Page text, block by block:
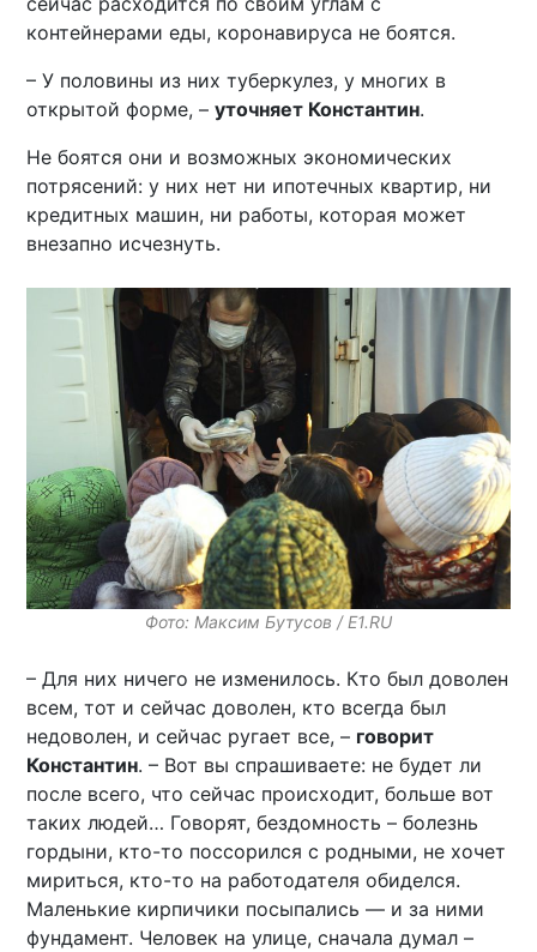
контейнерами еды, коронавируса не боятся.
– У половины из них туберкулез, у многих в
открытой форме, –уточняет Константин.
Не боятся они и возможных экономических
потрясений: у них нет ни ипотечных квартир, ни
кредитных машин, ни работы, которая может
внезапно исчезнуть.
Фото: Максим Бутусов / E1.RU
– Для них ничего не изменилось. Кто был доволен
всем, тот и сейчас доволен, кто всегда был
недоволен, и сейчас ругает все, – говорит
Константин. – Вот вы спрашиваете: не будет ли
после всего, что сейчас происходит, больше вот
таких людей… Говорят, бездомность – болезнь
гордыни, кто-то поссорился с родными, не хочет
мириться, кто-то на работодателя обиделся.
Маленькие кирпичики посыпались — и за ними
фундамент. Человек на улице, сначала думал –